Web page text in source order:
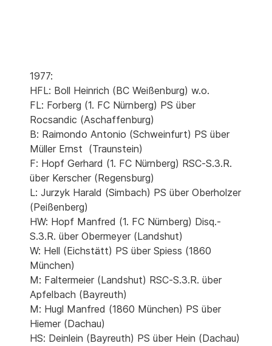
1977:
HFL: Boll Heinrich (BC Weißenburg) w.o.
FL: Forberg (1. FC Nürnberg) PS über
Rocsandic (Aschaffenburg)
B: Raimondo Antonio (Schweinfurt) PS über
Müller Ernst (Traunstein)
F: Hopf Gerhard (1. FC Nürnberg) RSC-S.3.R.
über Kerscher (Regensburg)
L: Jurzyk Harald (Simbach) PS über Oberholzer
(Peißenberg)
HW: Hopf Manfred (1. FC Nürnberg) Disq.-
S.3.R. über Obermeyer (Landshut)
W: Hell (Eichstätt) PS über Spiess (1860
München)
M: Faltermeier (Landshut) RSC-S.3.R. über
Apfelbach (Bayreuth)
M: Hugl Manfred (1860 München) PS über
Hiemer (Dachau)
HS: Deinlein (Bayreuth) PS über Hein (Dachau)